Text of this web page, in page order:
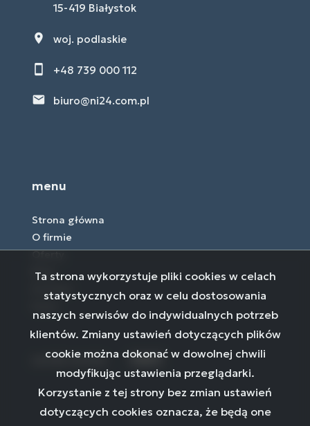
15-419 Białystok
woj. podlaskie
+48 739 000 112
biuro@ni24.com.pl
menu
Strona główna
O firmie
Oferty
Blog
Kontakt
social media Facebook
Facebook
Facebook
Ta strona wykorzystuje pliki cookies w celach
statystycznych oraz w celu dostosowania
naszych serwisów do indywidualnych potrzeb
klientów. Zmiany ustawień dotyczących plików
cookie można dokonać w dowolnej chwili
modyfikując ustawienia przeglądarki.
Korzystanie z tej strony bez zmian ustawień
dotyczących cookies oznacza, że będą one